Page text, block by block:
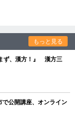
もっと見る
ず、漢方！』 漢方三
公開講座、オンライン